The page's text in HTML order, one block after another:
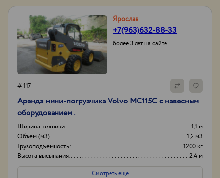
Ярослав
+7(963)632-88-33
более 3 лет на сайте
# 117
Аренда мини-погрузчика Volvo MC115C с навесным
оборудованием .
Ширина техники:
1,1 м
Объем (м3)
1,2 м3
Грузоподъемность:
1200 кг
Высота высыпания:
2,4 м
Смотреть еще